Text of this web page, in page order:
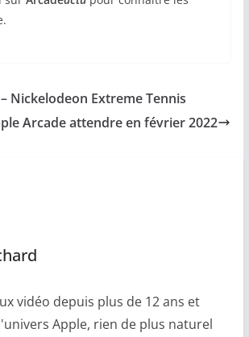
Nickelodeon Extreme Tennis
Arcade attendre en février 2022
vidéo depuis plus de 12 ans et
Apple, rien de plus naturel